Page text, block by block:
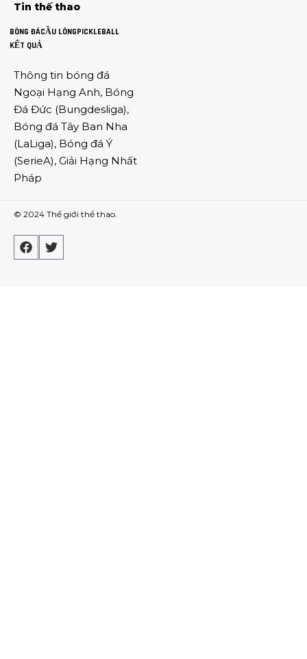
Tin thế thao
BÓNG ĐÁCẦU LÔNGPICKLEBALL
KẾT QUẢ
Thông tin bóng đá
Ngoại Hạng Anh, Bóng
Đá Đức (Bungdesliga),
Bóng đá Tây Ban Nha
(LaLiga), Bóng đá Ý
(SerieA), Giải Hạng Nhất
Pháp
© 2024 Thế giới thể thao.